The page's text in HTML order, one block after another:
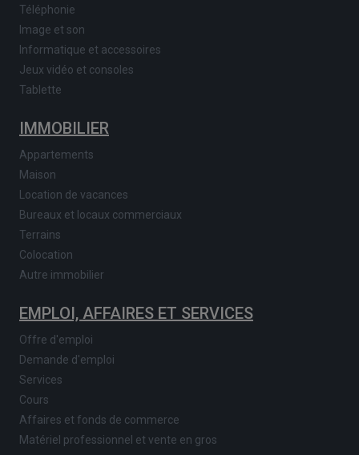
Téléphonie
Image et son
Informatique et accessoires
Jeux vidéo et consoles
Tablette
IMMOBILIER
Appartements
Maison
Location de vacances
Bureaux et locaux commerciaux
Terrains
Colocation
Autre immobilier
EMPLOI, AFFAIRES ET SERVICES
Offre d'emploi
Demande d'emploi
Services
Cours
Affaires et fonds de commerce
Matériel professionnel et vente en gros